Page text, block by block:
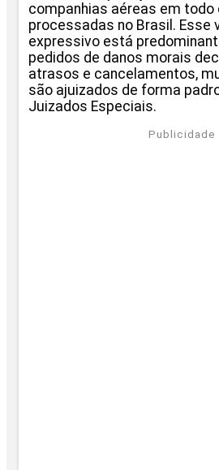
companhias aéreas em todo
processadas no Brasil. Esse
expressivo está
pedidos de danos morais
atrasos e cancelamentos,
são ajuizados de forma
Juizados Especiais.
Publicidade